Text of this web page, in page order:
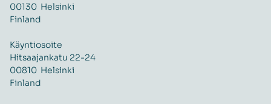
00130 Helsinki
Finland
Käyntiosoite
Hitsaajankatu 22-24
00810 Helsinki
Finland